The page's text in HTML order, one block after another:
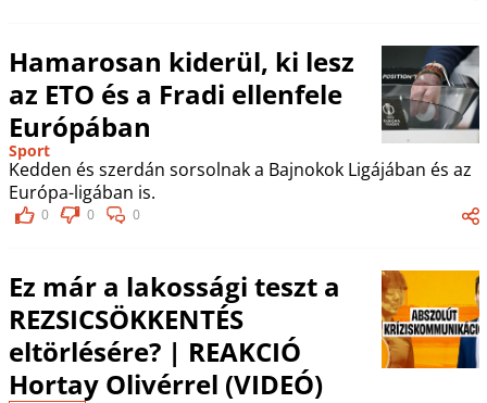
Hamarosan kiderül, ki lesz
az ETO és a Fradi ellenfele
Európában
Sport
Kedden és szerdán sorsolnak a Bajnokok Ligájában és az
Európa-ligában is.
0 0 0
Ez már a lakossági teszt a
REZSICSÖKKENTÉS
eltörlésére? | REAKCIÓ
Hortay Olivérrel (VIDEÓ)